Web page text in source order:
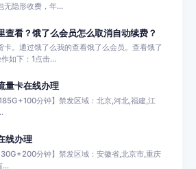
无隐形收费，年...
查看？饿了么会员怎么取消自动续费？
卡。通过饿了么我的查看饿了么会员。查看饿了
如下：1点击...
量卡在线办理
分钟】禁发区域：北京,河北,福建,江
线办理
分钟】禁发区域：安徽省,北京市,重庆
...